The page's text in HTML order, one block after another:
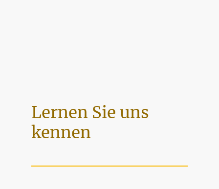
Lernen Sie uns
kennen